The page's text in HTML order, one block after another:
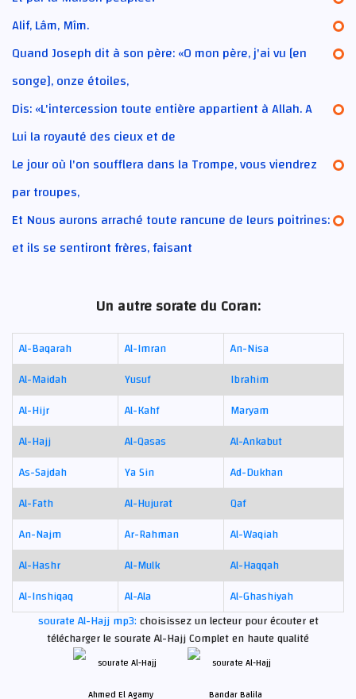
Alif, Lâm, Mîm.
Quand Joseph dit à son père: «O mon père, j'ai vu [en
songe], onze étoiles,
Dis: «L'intercession toute entière appartient à Allah. A
Lui la royauté des cieux et de
Le jour où l'on soufflera dans la Trompe, vous viendrez
par troupes,
Et Nous aurons arraché toute rancune de leurs poitrines:
et ils se sentiront frères, faisant
Un autre sorate du Coran:
Al-Baqarah Al-Imran
An-Nisa
Al-Maidah
Yusuf
Ibrahim
Al-Hijr
Al-Kahf
Maryam
Al-Hajj
Al-Qasas
Al-Ankabut
As-Sajdah
Ya Sin
Ad-Dukhan
Al-Fath
Al-Hujurat
Qaf
An-Najm
Ar-Rahman
Al-Waqiah
Al-Hashr
Al-Mulk
Al-Haqqah
Al-Inshiqaq
Al-Ala
Al-Ghashiyah
sourate Al-Hajj mp3:choisissez un lecteur pour écouter et
télécharger le sourate Al-Hajj Complet en haute qualité